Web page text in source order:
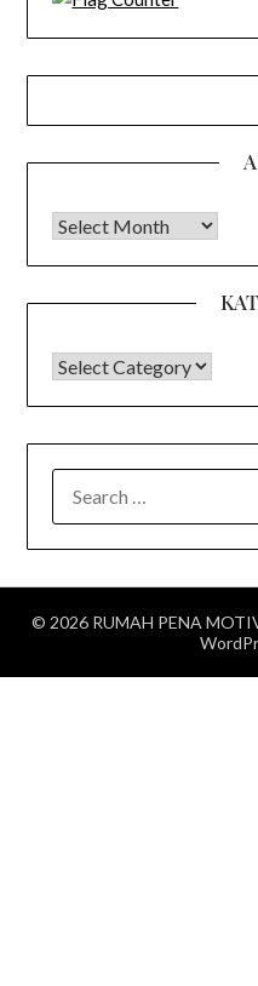
Arsip
KATEGORI
FOR:
© 2026 RUMAH PENA